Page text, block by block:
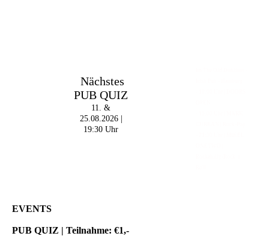
Nächstes
PUB QUIZ
11. &
25.08.2026 |
19:30 Uhr
EVENTS
PUB QUIZ | Teilnahme: €1,-